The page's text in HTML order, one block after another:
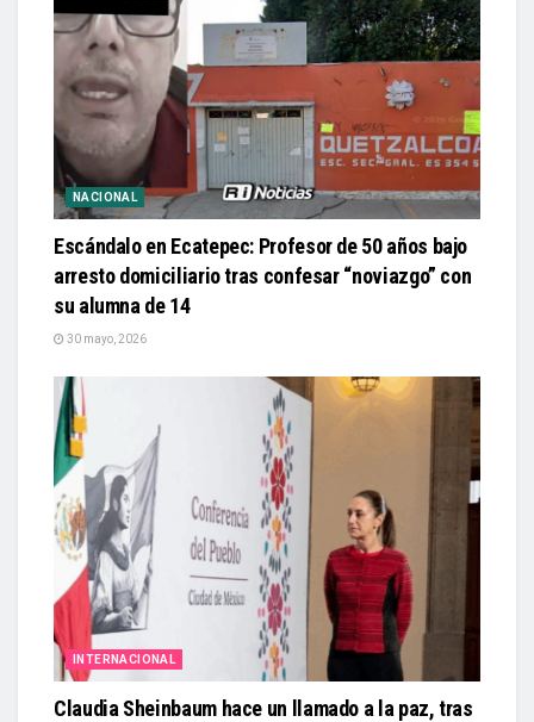
NACIONAL
Escándalo en Ecatepec: Profesor de 50 años bajo
arresto domiciliario tras confesar “noviazgo” con
su alumna de 14
30 mayo, 2026
INTERNACIONAL
Claudia Sheinbaum hace un llamado a la paz, tras